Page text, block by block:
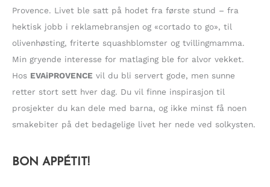
:
Provence. Livet ble satt på hodet fra første stund – fra
hektisk jobb i reklamebransjen og «cortado to go», til
olivenhøsting, friterte squashblomster og tvillingmamma.
Min gryende interesse for matlaging ble for alvor vekket.
Hos EVAiPROVENCE vil du bli servert gode, men sunne
retter stort sett hver dag. Du vil finne inspirasjon til
prosjekter du kan dele med barna, og ikke minst få noen
smakebiter på det bedagelige livet her nede ved solkysten.
BON APPÉTIT!